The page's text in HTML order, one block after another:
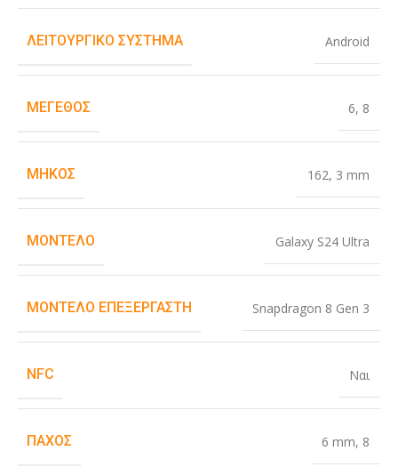
ΛΕΙΤΟΥΡΓΙΚΌ ΣΎΣΤΗΜΑ Android
ΜΈΓΕΘΟΣ 6, 8
ΜΉΚΟΣ 162, 3 mm
ΜΟΝΤΈΛΟ Galaxy S24 Ultra
ΜΟΝΤΈΛΟ ΕΠΕΞΕΡΓΑΣΤΉ Snapdragon 8 Gen 3
NFC Ναι
ΠΆΧΟΣ 6 mm, 8